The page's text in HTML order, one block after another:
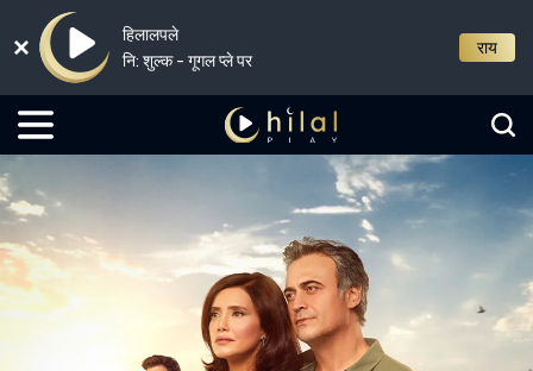
हिलालपले
नि: शुल्क - गूगल प्ले पर
राय